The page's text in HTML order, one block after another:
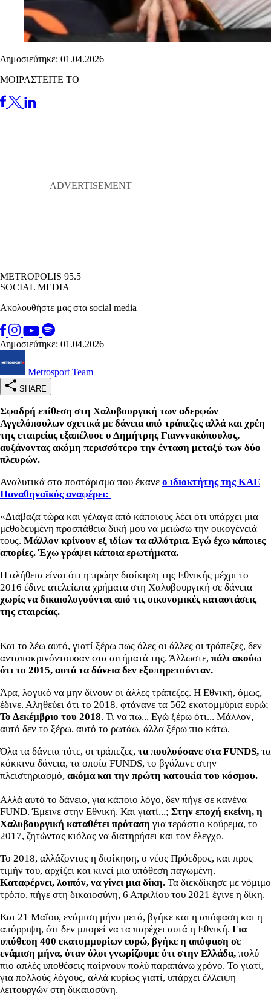
Δημοσιεύτηκε: 01.04.2026
ΜΟΙΡΑΣΤΕΙΤΕ ΤΟ
METROPOLIS 95.5
SOCIAL MEDIA
Ακολουθήστε μας στα social media
Δημοσιεύτηκε: 01.04.2026
Metrosport Team
SHARE
Σφοδρή επίθεση στη Χαλυβουργική των αδερφών
Αγγελόπουλων σχετικά με δάνεια από τράπεζες αλλά και χρέη
της εταιρείας εξαπέλυσε ο Δημήτρης Γιανννακόπουλος,
αυξάνοντας ακόμη περισσότερο την ένταση μεταξύ των δύο
πλευρών.
Αναλυτικά στο ποστάρισμα που έκανε ο ιδιοκτήτης της ΚΑΕ
Παναθηναϊκός αναφέρει:
«Διάβαζα τώρα και γέλαγα από κάποιους λέει ότι υπάρχει μια
μεθοδευμένη προσπάθεια δική μου να μειώσω την οικογένειά
τους. Μάλλον κρίνουν εξ ιδίων τα αλλότρια. Εγώ έχω κάποιες
απορίες. Έχω γράψει κάποια ερωτήματα.
Η αλήθεια είναι ότι η πρώην διοίκηση της Εθνικής μέχρι το
2016 έδινε ατελείωτα χρήματα στη Χαλυβουργική σε δάνεια
χωρίς να δικαιολογούνται από τις οικονομικές καταστάσεις
της εταιρείας.
Και το λέω αυτό, γιατί ξέρω πως όλες οι άλλες οι τράπεζες, δεν
ανταποκρινόντουσαν στα αιτήματά της. Άλλωστε, πάλι ακούω
ότι το 2015, αυτά τα δάνεια δεν εξυπηρετούνταν.
Άρα, λογικό να μην δίνουν οι άλλες τράπεζες. Η Εθνική, όμως,
έδινε. Αληθεύει ότι το 2018, φτάνανε τα 562 εκατομμύρια ευρώ;
Το Δεκέμβριο του 2018. Τι να πω... Εγώ ξέρω ότι... Μάλλον,
αυτό δεν το ξέρω, αυτό το ρωτάω, άλλα ξέρω πιο κάτω.
Όλα τα δάνεια τότε, οι τράπεζες, τα πουλούσανε στα FUNDS, τα
κόκκινα δάνεια, τα οποία FUNDS, το βγάλανε στην
πλειστηριασμό, ακόμα και την πρώτη κατοικία του κόσμου.
Αλλά αυτό το δάνειο, για κάποιο λόγο, δεν πήγε σε κανένα
FUND. Έμεινε στην Εθνική. Και γιατί...; Στην εποχή εκείνη, η
Χαλυβουργική καταθέτει πρόταση για τεράστιο κούρεμα, το
2017, ζητώντας κιόλας να διατηρήσει και τον έλεγχο.
Το 2018, αλλάζοντας η διοίκηση, ο νέος Πρόεδρος, και προς
τιμήν του, αρχίζει και κινεί μια υπόθεση παγωμένη.
Καταφέρνει, λοιπόν, να γίνει μια δίκη. Τα διεκδίκησε με νόμιμο
τρόπο, πήγε στη δικαιοσύνη, 6 Απριλίου του 2021 έγινε η δίκη.
Και 21 Μαΐου, ενάμιση μήνα μετά, βγήκε και η απόφαση και η
απόρριψη, ότι δεν μπορεί να τα παρέχει αυτά η Εθνική. Για
υπόθεση 400 εκατομμυρίων ευρώ, βγήκε η απόφαση σε
ενάμιση μήνα, όταν όλοι γνωρίζουμε ότι στην Ελλάδα, πολύ
πιο απλές υποθέσεις παίρνουν πολύ παραπάνω χρόνο. Το γιατί,
για πολλούς λόγους, αλλά κυρίως γιατί, υπάρχει έλλειψη
λειτουργών στη δικαιοσύνη.